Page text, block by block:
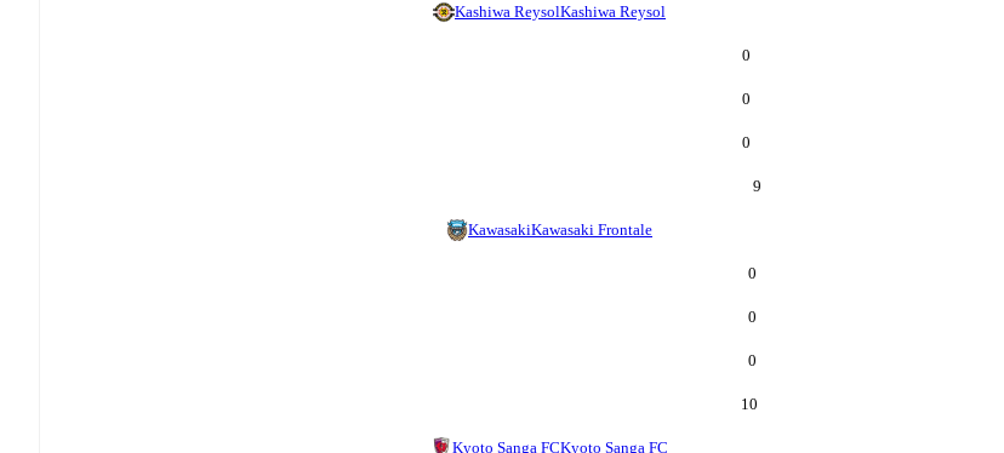
Kashiwa ReysolKashiwa Reysol
0
0
0
9
KawasakiKawasaki Frontale
0
0
0
10
Kyoto Sanga FCKyoto Sanga FC